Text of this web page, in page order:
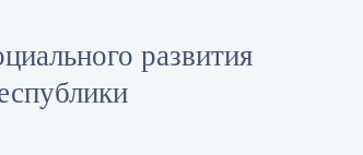
развития